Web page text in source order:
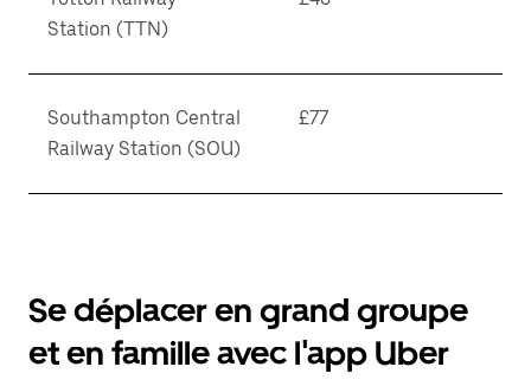
Station (TTN)
Southampton Central
Railway Station (SOU)
£77
Se déplacer en grand groupe
et en famille avec l'app Uber